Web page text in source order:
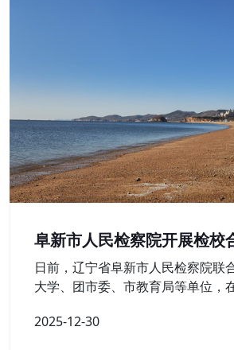
阜新市人民检察院开展检校
动
日前，辽宁省阜新市人民检察院联
大学、团市委、市教育局等单位，
动，深入学习贯彻习近平法治思想
2025-12-30